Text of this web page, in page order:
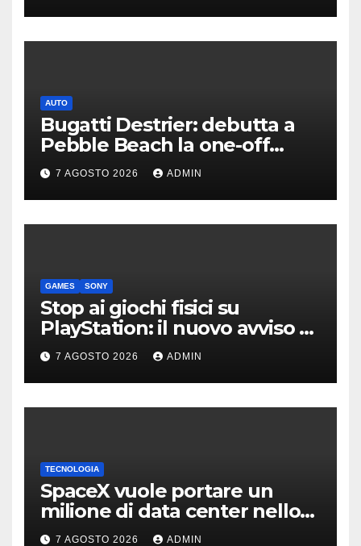
AUTO
Bugatti Destrier: debutta a
Pebble Beach la one-off
derivata dalla Bolide
7 AGOSTO 2026 ADMIN
GAMES SONY
Stop ai giochi fisici su
PlayStation: il nuovo avviso di
Sony è l’ennesima conferma
7 AGOSTO 2026 ADMIN
TECNOLOGIA
SpaceX vuole portare un
milione di data center nello
spazio: Nvidia sarà il cervello
7 AGOSTO 2026 ADMIN